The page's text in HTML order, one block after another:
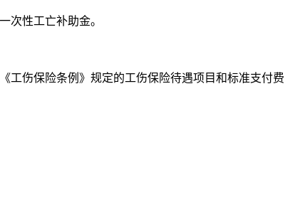
次性工亡补助金。
工伤保险条例》规定的工伤保险待遇项目和标准支付费